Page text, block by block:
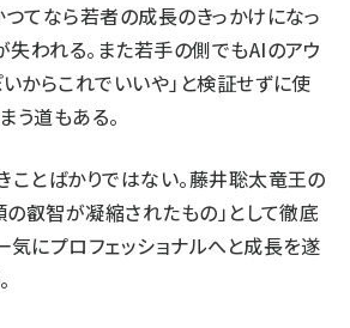
つてなら若者の成長のきっかけになっ
われる。また若手の側でもAIのアウ
いからこれでいいや」と検証せずに使
う道もある。
ことばかりではない。藤井聡太竜王の
の叡智が凝縮されたもの」として徹底
気にプロフェッショナルへと成長を遂